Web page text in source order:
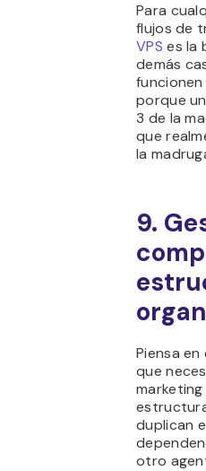
Para
flujos de
VPS es la
demás
porque
3 de la
que
la
9.
Piensa
que
duplican
otro